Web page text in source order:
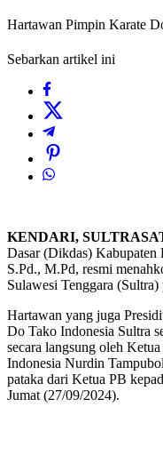
Hartawan Pimpin Karate
Sebarkan artikel ini
KENDARI,
Dasar (Dikdas)
S.Pd., M.Pd, resmi
Sulawesi Tenggara
Hartawan yang juga
Do Tako Indonesia Sultra
secara langsung oleh
Indonesia Nurdin
pataka dari Ketua PB
Jumat (27/09/2024).